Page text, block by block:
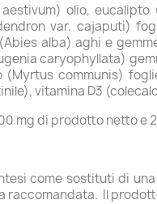
olio, eucalipto
var. cajaputi)
alba) aghi e
caryophyllata)
(Myrtus communis)
vitamina D3
mg di prodotto netto e
come sostituti di
raccomandata. Il